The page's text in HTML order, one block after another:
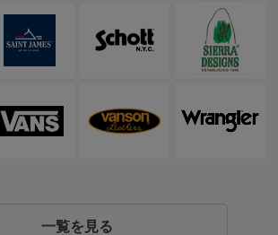
一覧を見る